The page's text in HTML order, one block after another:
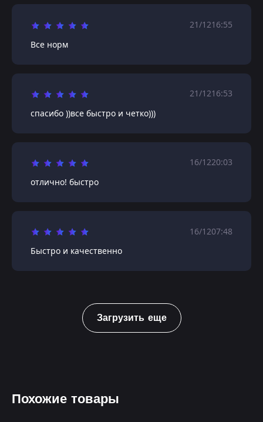
21/1216:55
Все норм
21/1216:53
спасибо ))все быстро и четко)))
16/1220:03
отлично! быстро
16/1207:48
Быстро и качественно
Загрузить еще
Похожие товары